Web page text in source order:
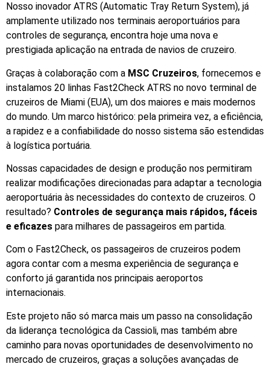
Nosso inovador ATRS (Automatic Tray Return System), já
amplamente utilizado nos terminais aeroportuários para
controles de segurança, encontra hoje uma nova e
prestigiada aplicação na entrada de navios de cruzeiro.
Graças à colaboração com a MSC Cruzeiros, fornecemos e
instalamos 20 linhas Fast2Check ATRS no novo terminal de
cruzeiros de Miami (EUA), um dos maiores e mais modernos
do mundo. Um marco histórico: pela primeira vez, a eficiência,
a rapidez e a confiabilidade do nosso sistema são estendidas
à logística portuária.
Nossas capacidades de design e produção nos permitiram
realizar modificações direcionadas para adaptar a tecnologia
aeroportuária às necessidades do contexto de cruzeiros. O
resultado? Controles de segurança mais rápidos, fáceis
e eficazes para milhares de passageiros em partida.
Com o Fast2Check, os passageiros de cruzeiros podem
agora contar com a mesma experiência de segurança e
conforto já garantida nos principais aeroportos
internacionais.
Este projeto não só marca mais um passo na consolidação
da liderança tecnológica da Cassioli, mas também abre
caminho para novas oportunidades de desenvolvimento no
mercado de cruzeiros, graças a soluções avançadas de